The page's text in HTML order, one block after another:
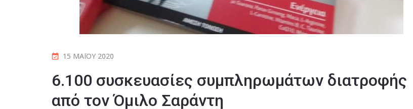
15 ΜΑΪ́ΟΥ 2020
6.100 συσκευασίες συμπληρωμάτων διατροφής
από τον Όμιλο Σαράντη